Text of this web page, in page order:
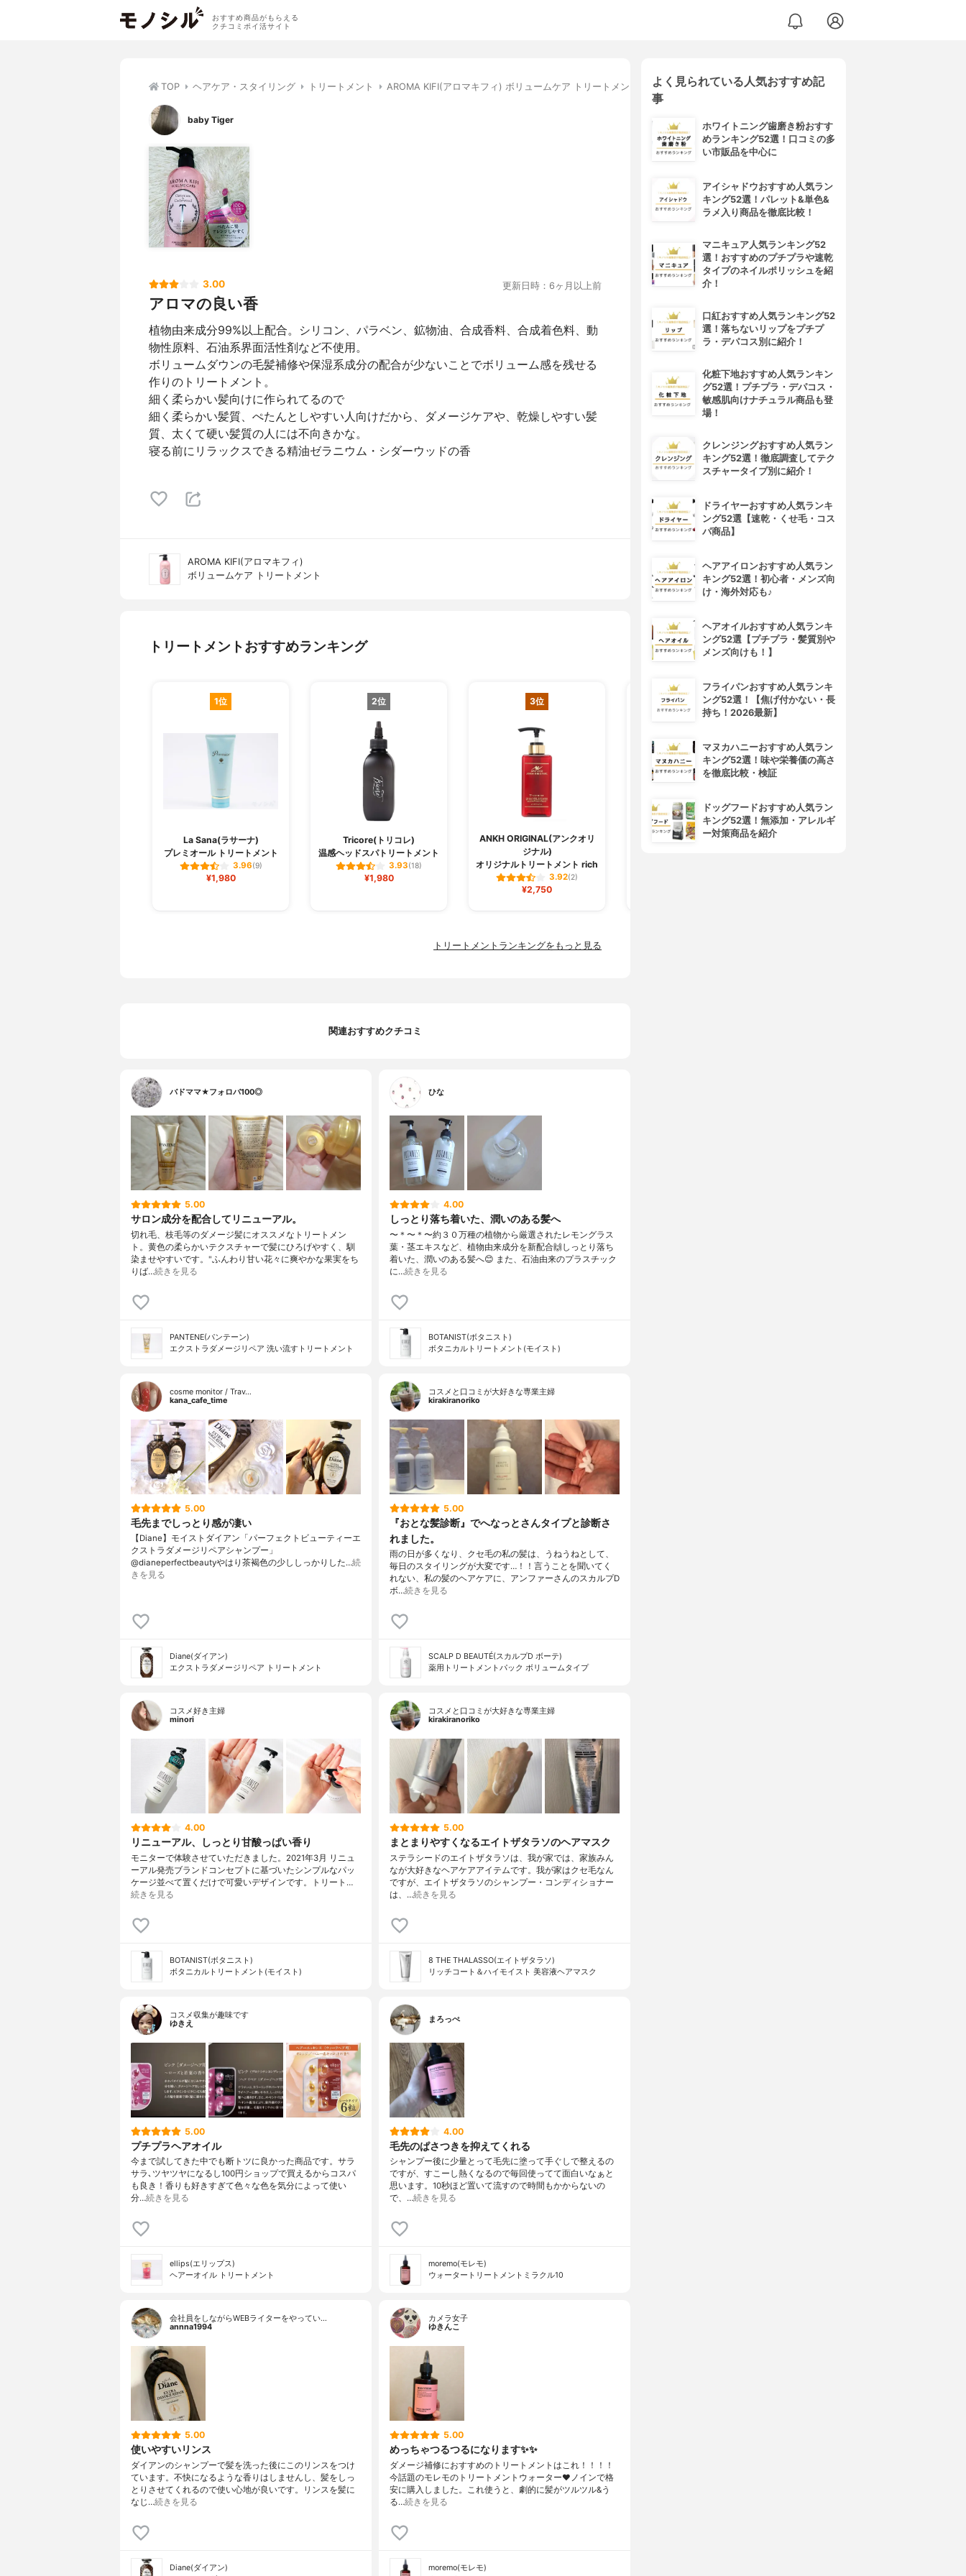
おすすめ商品がもらえる
クチコミポイ活サイト
TOP ヘアケア・スタイリング トリートメント AROMA KIFI(アロマキフィ) ボリュームケア トリートメント
baby Tiger
3.00 更新日時：6ヶ月以上前
アロマの良い香
植物由来成分99%以上配合。シリコン、パラベン、鉱物油、合成香料、合成着色料、動
物性原料、石油系界面活性剤など不使用。
ボリュームダウンの毛髪補修や保湿系成分の配合が少ないことでボリューム感を残せる
作りのトリートメント。
細く柔らかい髪向けに作られてるので
細く柔らかい髪質、ぺたんとしやすい人向けだから、ダメージケアや、乾燥しやすい髪
質、太くて硬い髪質の人には不向きかな。
寝る前にリラックスできる精油ゼラニウム・シダーウッドの香
AROMA KIFI(アロマキフィ)
ボリュームケア トリートメント
トリートメントおすすめランキング
1位
La Sana(ラサーナ)
プレミオール トリートメント
3.96(9)
¥1,980
2位
Tricore(トリコレ)
温感ヘッドスパトリートメント
3.93(18)
¥1,980
3位
ANKH ORIGINAL(アンクオリ
ジナル)
オリジナルトリートメント rich
3.92(2)
¥2,750
MARU(マル)
トリートメントランキングをもっと見る
関連おすすめクチコミ
バドママ★フォロバ100◎
5.00
サロン成分を配合してリニューアル。
切れ毛、枝毛等のダメージ髪にオススメなトリートメン
ト。黄色の柔らかいテクスチャーで髪にひろげやすく、馴
染ませやすいです。"ふんわり甘い花々に爽やかな果実をち
りば…続きを見る
PANTENE(パンテーン)
エクストラダメージリペア 洗い流すトリートメント
ひな
4.00
しっとり落ち着いた、潤いのある髪へ
〜＊〜＊〜約３０万種の植物から厳選されたレモングラス
葉・茎エキスなど、植物由来成分を新配合🙌しっとり落ち
着いた、潤いのある髪へ😊 また、石油由来のプラスチック
に…続きを見る
BOTANIST(ボタニスト)
ボタニカルトリートメント(モイスト)
cosme monitor / Trav…
kana_cafe_time
5.00
毛先までしっとり感が凄い
【Diane】モイストダイアン「パーフェクトビューティーエ
クストラダメージリペアシャンプー」
@dianeperfectbeautyやはり茶褐色の少ししっかりした…続
きを見る
Diane(ダイアン)
エクストラダメージリペア トリートメント
コスメと口コミが大好きな専業主婦
kirakiranoriko
5.00
『おとな髪診断』でへなっとさんタイプと診断さ
れました。
雨の日が多くなり、クセ毛の私の髪は、うねうねとして、
毎日のスタイリングが大変です…！！言うことを聞いてく
れない、私の髪のヘアケアに、アンファーさんのスカルプD
ボ…続きを見る
SCALP D BEAUTÉ(スカルプD ボーテ)
薬用トリートメントパック ボリュームタイプ
コスメ好き主婦
minori
4.00
リニューアル、しっとり甘酸っぱい香り
モニターで体験させていただきました。2021年3月 リニュ
ーアル発売ブランドコンセプトに基づいたシンプルなパッ
ケージ並べて置くだけで可愛いデザインです。トリート…
続きを見る
BOTANIST(ボタニスト)
ボタニカルトリートメント(モイスト)
コスメと口コミが大好きな専業主婦
kirakiranoriko
5.00
まとまりやすくなるエイトザタラソのヘアマスク
ステラシードのエイトザタラソは、我が家では、家族みん
なが大好きなヘアケアアイテムです。我が家はクセ毛なん
ですが、エイトザタラソのシャンプー・コンディショナー
は、…続きを見る
8 THE THALASSO(エイトザタラソ)
リッチコート＆ハイモイスト 美容液ヘアマスク
コスメ収集が趣味です
ゆきえ
5.00
プチプラヘアオイル
今まで試してきた中でも断トツに良かった商品です。サラ
サラ､ツヤツヤになるし100円ショップで買えるからコスパ
も良き！香りも好きすぎて色々な色を気分によって使い
分…続きを見る
ellips(エリップス)
ヘアーオイル トリートメント
まろっぺ
4.00
毛先のぱさつきを抑えてくれる
シャンプー後に少量とって毛先に塗って手ぐしで整えるの
ですが、すこーし熱くなるので毎回使ってて面白いなぁと
思います。10秒ほど置いて流すので時間もかからないの
で、…続きを見る
moremo(モレモ)
ウォータートリートメントミラクル10
会社員をしながらWEBライターをやってい…
annna1994
5.00
使いやすいリンス
ダイアンのシャンプーで髪を洗った後にこのリンスをつけ
ています。不快になるような香りはしませんし、髪をしっ
とりさせてくれるので使い心地が良いです。リンスを髪に
なじ…続きを見る
Diane(ダイアン)
カメラ女子
ゆきんこ
5.00
めっちゃつるつるになります✨✨
ダメージ補修におすすめのトリートメントはこれ！！！！
今話題のモレモのトリートメントウォーター❤️ノインで格
安に購入しました。これ使うと、劇的に髪がツルツル&う
る…続きを見る
moremo(モレモ)
よく見られている人気おすすめ記
事
ホワイトニング歯磨き粉おすす
めランキング52選！口コミの多
い市販品を中心に
アイシャドウおすすめ人気ラン
キング52選！パレット&単色&
ラメ入り商品を徹底比較！
マニキュア人気ランキング52
選！おすすめのプチプラや速乾
タイプのネイルポリッシュを紹
介！
口紅おすすめ人気ランキング52
選！落ちないリップをプチプ
ラ・デパコス別に紹介！
化粧下地おすすめ人気ランキン
グ52選！プチプラ・デパコス・
敏感肌向けナチュラル商品も登
場！
クレンジングおすすめ人気ラン
キング52選！徹底調査してテク
スチャータイプ別に紹介！
ドライヤーおすすめ人気ランキ
ング52選【速乾・くせ毛・コス
パ商品】
ヘアアイロンおすすめ人気ラン
キング52選！初心者・メンズ向
け・海外対応も♪
ヘアオイルおすすめ人気ランキ
ング52選【プチプラ・髪質別や
メンズ向けも！】
フライパンおすすめ人気ランキ
ング52選！【焦げ付かない・長
持ち！2026最新】
マヌカハニーおすすめ人気ラン
キング52選！味や栄養価の高さ
を徹底比較・検証
ドッグフードおすすめ人気ラン
キング52選！無添加・アレルギ
ー対策商品を紹介